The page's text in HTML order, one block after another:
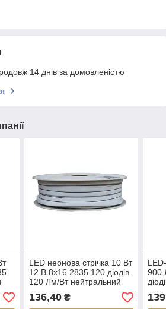
14 днів за домовленістю
LED неонова стрічка 10 Вт
12 В 8х16 2835 120 діодів
120 Лм/Вт нейтральний
білий 4000К (серія Neon),
гарантія 3
136,40₴
900